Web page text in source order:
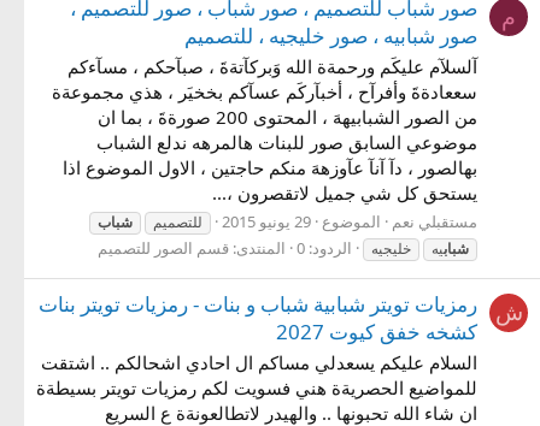
م
صور شباب للتصميم ، صور شباب ، صور للتصميم ،
صور شبابيه ، صور خليجيه ، للتصميم
آلسلآم عليكَم ورحمةة الله وَبركآتةةَ ، صبآحكم ، مسآءكم
سععادةةَ وأفرآح ، أخبآركَم عسآكم بخخيَر ، هذي مجموعةة
من الصور الشبابيههَ ، المحتوى 200 صورةةَ ، بما ان
موضوعي السابق صور للبنات هالمرهه ندلع الشباب
بهالصور ، دآ آنآ عآوزههَ منكم حاجتين ، الاول الموضوع اذا
يستحق كل شي جميل لاتقصرون ،...
مستقبلي نعم الموضوع 29 يونيو 2015 للتصميم
شباب
شبابيه خليجيه الردود: 0 المنتدى: قسم الصور للتصميم
ش
رمزيات تويتر شبابية شباب و بنات - رمزيات تويتر بنات
كشخه خفق كيوت 2027
السلام عليكم يسعدلي مساكم ال احادي اشحالكم .. اشتقت
للمواضيع الحصريةة هني فسويت لكم رمزيات تويتر بسيطةة
ان شاء الله تحبونها .. والهيدر لاتطالعونةة ع السريع